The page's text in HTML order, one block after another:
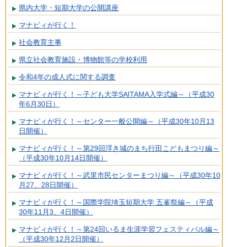
県内大学・短期大学の公開講座
マナビィが行く！
社会教育主事
県立社会教育施設・博物館等の学校利用
令和4年の成人式に関する調査
マナビィが行く！～子ども大学SAITAMA入学式編～（平成30
年6月30日）
マナビィが行く！～センター一般公開編～（平成30年10月13
日開催）
マナビィが行く！～第29回浮き城のまち行田こどもまつり編～
（平成30年10月14日開催）
マナビィが行く！～武里市民センターまつり編～（平成30年10
月27、28日開催）
マナビィが行く！～国際学院埼玉短期大学 五峯祭編～（平成
30年11月3、4日開催）
マナビィが行く！～第24回いるま生涯学習フェスティバル編～
（平成30年12月2日開催）